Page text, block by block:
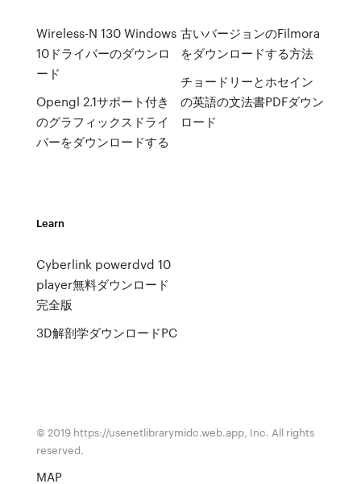
Wireless-N 130 Windows
10ドライバーのダウンロ
ード
Opengl 2.1サポート付き
のグラフィックスドライ
バーをダウンロードする
古いバージョンのFilmora
をダウンロードする方法
チョードリーとホセイン
の英語の文法書PDFダウン
ロード
Learn
Cyberlink powerdvd 10
player無料ダウンロード
完全版
3D解剖学ダウンロードPC
© 2019 https://usenetlibrarymidc.web.app, Inc. All rights
reserved.
MAP